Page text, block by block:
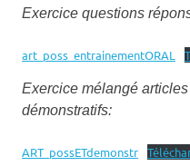
Exercice questions
art_poss_entrainementORAL
Exercice mélangé
démonstratifs:
ART_possETdemonstr